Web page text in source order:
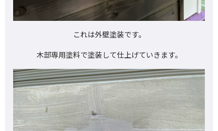
これは外壁塗装です。
木部専用塗料で塗装して仕上げていきます。